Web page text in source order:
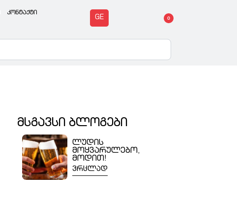
კონტაქტი
GE 0
მსგავსი ბლოგები
ლუდის
მოყვარულებო,
მოდით!
ვრცლად